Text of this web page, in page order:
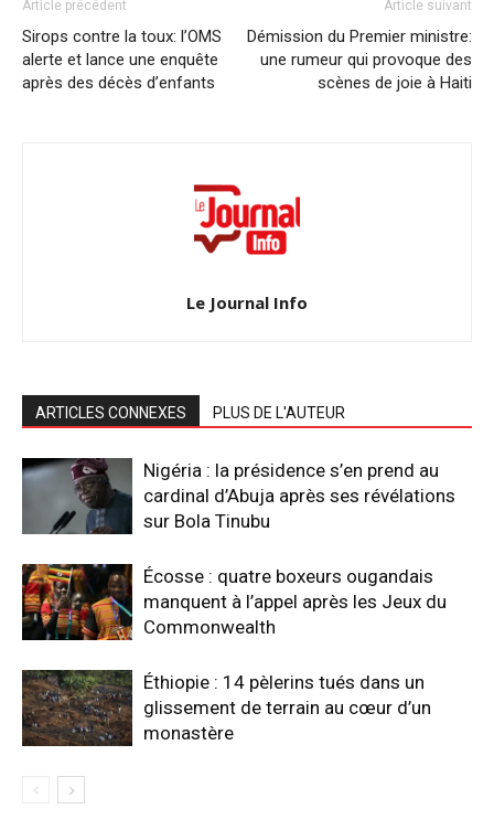
Article précédent
Sirops contre la toux: l’OMS
alerte et lance une enquête
après des décès d’enfants
Article suivant
Démission du Premier ministre:
une rumeur qui provoque des
scènes de joie à Haiti
Le Journal Info
ARTICLES CONNEXES PLUS DE L'AUTEUR
Nigéria : la présidence s’en prend au
cardinal d’Abuja après ses révélations
sur Bola Tinubu
Écosse : quatre boxeurs ougandais
manquent à l’appel après les Jeux du
Commonwealth
Éthiopie : 14 pèlerins tués dans un
glissement de terrain au cœur d’un
monastère